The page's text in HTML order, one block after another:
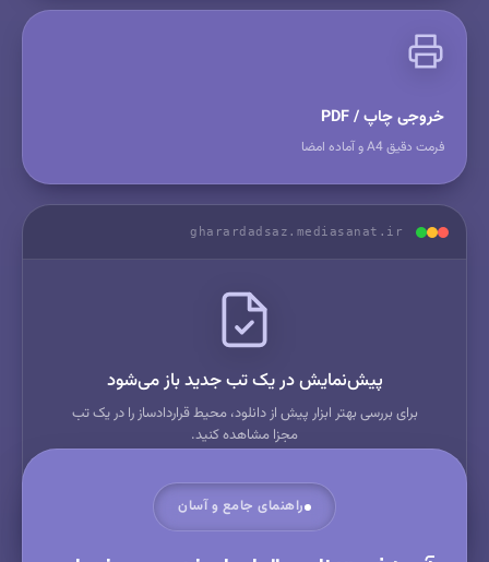
خروجی چاپ / PDF
فرمت دقیق A4 و آماده امضا
gharardadsaz.mediasanat.ir
پیش‌نمایش در یک تب جدید باز می‌شود
برای بررسی بهتر ابزار پیش از دانلود، محیط قرارداد‌ساز را در یک تب
مجزا مشاهده کنید.
مشاهده پیش‌نمایش زنده
راهنمای جامع و آسان